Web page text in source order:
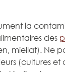
la
des
miellat). Ne
(cultures et